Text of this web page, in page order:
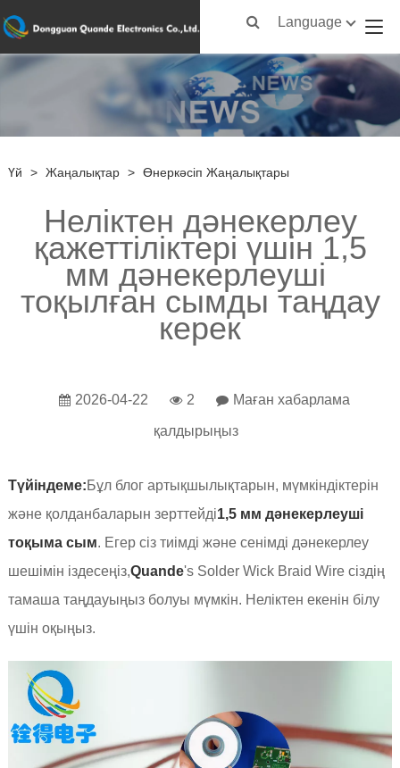
Language
Үй > Жаңалықтар > Өнеркәсіп Жаңалықтары
Неліктен дәнекерлеу
қажеттіліктері үшін 1,5
мм дәнекерлеуші ​​
тоқылған сымды таңдау
керек
2026-04-22 2 Маған хабарлама
қалдырыңыз
Түйіндеме:Бұл блог артықшылықтарын, мүмкіндіктерін
және қолданбаларын зерттейді1,5 мм дәнекерлеуші ​​
тоқыма сым. Егер сіз тиімді және сенімді дәнекерлеу
шешімін іздесеңіз,Quande's Solder Wick Braid Wire сіздің
тамаша таңдауыңыз болуы мүмкін. Неліктен екенін білу
үшін оқыңыз.